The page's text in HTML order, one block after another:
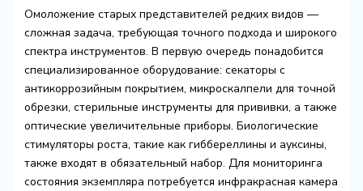
Омоложение старых представителей редких видов —
сложная задача, требующая точного подхода и широкого
спектра инструментов. В первую очередь понадобится
специализированное оборудование: секаторы с
антикоррозийным покрытием, микроскалпели для точной
обрезки, стерильные инструменты для прививки, а также
оптические увеличительные приборы. Биологические
стимуляторы роста, такие как гиббереллины и ауксины,
также входят в обязательный набор. Для мониторинга
состояния экземпляра потребуется инфракрасная камера